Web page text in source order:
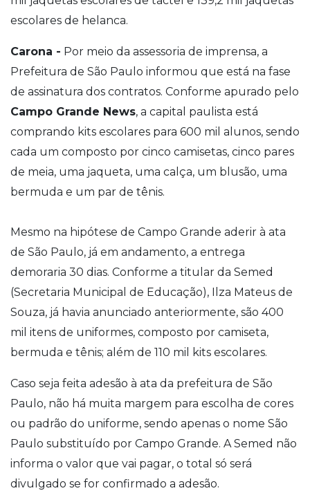
escolares de helanca.
Carona - Por meio da assessoria de imprensa, a
Prefeitura de São Paulo informou que está na fase
de assinatura dos contratos. Conforme apurado pelo
Campo Grande News, a capital paulista está
comprando kits escolares para 600 mil alunos, sendo
cada um composto por cinco camisetas, cinco pares
de meia, uma jaqueta, uma calça, um blusão, uma
bermuda e um par de tênis.
Mesmo na hipótese de Campo Grande aderir à ata
de São Paulo, já em andamento, a entrega
demoraria 30 dias. Conforme a titular da Semed
(Secretaria Municipal de Educação), Ilza Mateus de
Souza, já havia anunciado anteriormente, são 400
mil itens de uniformes, composto por camiseta,
bermuda e tênis; além de 110 mil kits escolares.
Caso seja feita adesão à ata da prefeitura de São
Paulo, não há muita margem para escolha de cores
ou padrão do uniforme, sendo apenas o nome São
Paulo substituído por Campo Grande. A Semed não
informa o valor que vai pagar, o total só será
divulgado se for confirmado a adesão.